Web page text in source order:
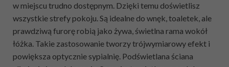
w miejscu trudno dostępnym. Dzięki temu doświetlisz
wszystkie strefy pokoju. Są idealne do wnęk, toaletek, ale
prawdziwą furorę robią jako żywa, świetlna rama wokół
łóżka. Takie zastosowanie tworzy trójwymiarowy efekt i
powiększa optycznie sypialnię. Podświetlana ściana